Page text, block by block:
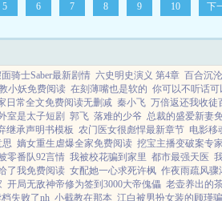
5 6 7 8 9 10 下
骑士Saber最新剧情 六史明史演义 第4章 百合沉
小妖免费阅读 在刻薄嘴也是软的 你可以不听话可
日常全文免费阅读无删减 秦小飞 万倍返还我收徒
室是太子短剧 郭飞 落难的少爷 总裁的盛爱新妻
继承声明书模板 农门医女很彪悍最新章节 电影移
思 嫡女重生虐爆全家免费阅读 挖宝主播变破案专
零番队92言情 我被校花骗到家里 都市最强天医
了我免费阅读 女配她一心求死许枫 作夜雨疏风骤
开局无敌神帝修为签到3000大帝傀儡 老壶养出的
失败了nh 小截教在那本 江白被男扮女装的顾瑾